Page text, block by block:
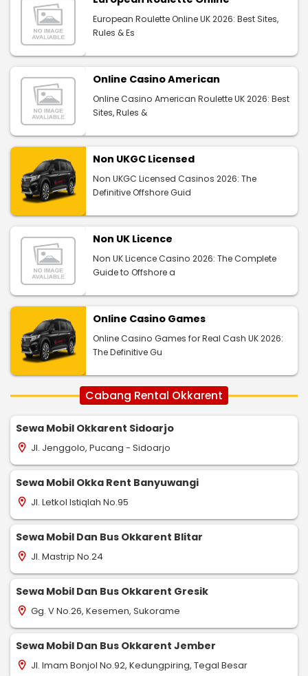
European Roulette Online UK 2026: Best Sites,
Rules & Es
Online Casino American
Online Casino American Roulette UK 2026: Best
Sites, Rules &
Non UKGC Licensed
Non UKGC Licensed Casinos 2026: The
Definitive Offshore Guid
Non UK Licence
Non UK Licence Casino 2026: The Complete
Guide to Offshore a
Online Casino Games
Online Casino Games for Real Cash UK 2026:
The Definitive Gu
Cabang Rental Okkarent
Sewa Mobil Okkarent Sidoarjo
location_on Jl. Jenggolo, Pucang - Sidoarjo
Sewa Mobil Okka Rent Banyuwangi
location_on Jl. Letkol Istiqlah No.95
Sewa Mobil Dan Bus Okkarent Blitar
location_on Jl. Mastrip No.24
Sewa Mobil Dan Bus Okkarent Gresik
location_on Gg. V No.26, Kesemen, Sukorame
Sewa Mobil Dan Bus Okkarent Jember
location_on Jl. Imam Bonjol No.92, Kedungpiring, Tegal Besar